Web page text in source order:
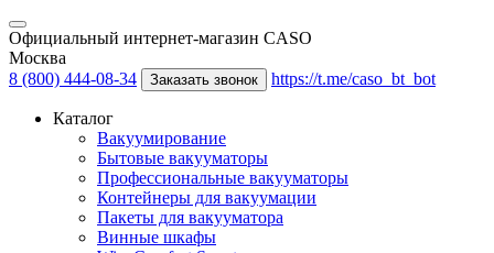
Официальный интернет-магазин CASO
Москва
8 (800) 444-08-34
Заказать звонок https://t.me/caso_bt_bot
Каталог
Вакуумирование
Бытовые вакууматоры
Профессиональные вакууматоры
Контейнеры для вакуумации
Пакеты для вакууматора
Винные шкафы